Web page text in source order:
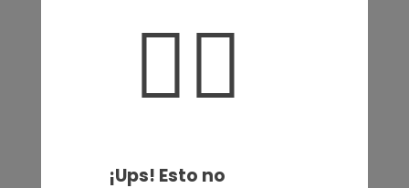
🤦‍♀️
¡Ups! Esto no